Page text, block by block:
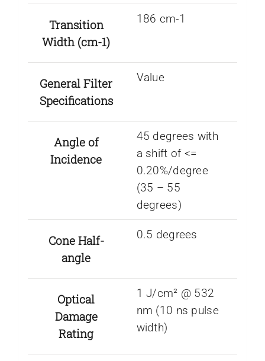
Transition
Width (cm-1)
186 cm-1
General Filter
Specifications
Value
Angle of
Incidence
45 degrees with
a shift of <=
0.20%/degree
(35 – 55
degrees)
Cone Half-
angle
0.5 degrees
Optical
Damage
Rating
1 J/cm² @ 532
nm (10 ns pulse
width)